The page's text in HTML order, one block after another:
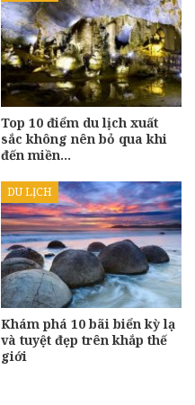
Top 10 điểm du lịch xuất
sắc không nên bỏ qua khi
đến miền…
DU LỊCH
Khám phá 10 bãi biển kỳ lạ
và tuyệt đẹp trên khắp thế
giới